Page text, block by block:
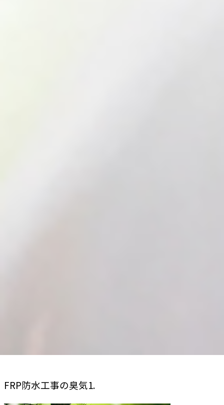
FRP防水工事の臭気1.